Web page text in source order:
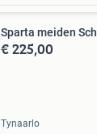
Sparta meiden
€ 225,00
Tynaarlo